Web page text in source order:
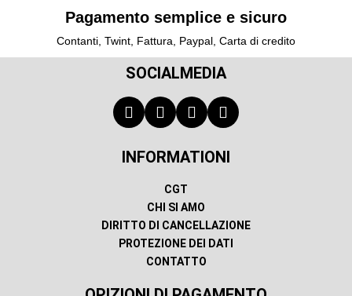
Pagamento semplice e sicuro
Contanti, Twint, Fattura, Paypal, Carta di credito
SOCIALMEDIA
INFORMATIONI
CGT
CHI SI AMO
DIRITTO DI CANCELLAZIONE
PROTEZIONE DEI DATI
CONTATTO